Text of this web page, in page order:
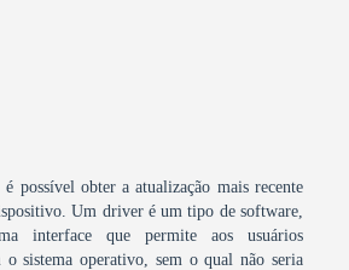
é possível obter a atualização mais recente
Um driver é um tipo de software,
interface que permite aos usuários
o sistema operativo, sem o qual não seria